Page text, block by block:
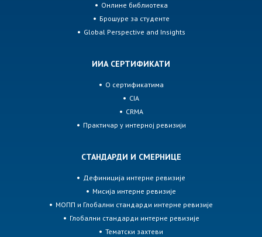
Онлине библиотека
Брошуре за студенте
Global Perspective and Insights
ИИА СЕРТИФИКАТИ
О сертификатима
CIA
CRMA
Практичар у интерној ревизији
СТАНДАРДИ И СМЕРНИЦЕ
Дефиниција интерне ревизије
Мисија интерне ревизије
МОПП и Глобални стандарди интерне ревизије
Глобални стандарди интерне ревизије
Тематски захтеви